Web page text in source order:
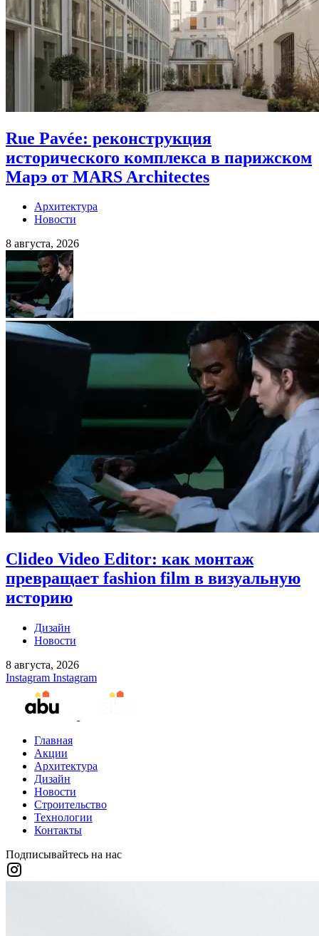
Rue Pavée: реконструкция
исторического комплекса в парижском
Марэ от MARS Architectes
Архитектура
Новости
8 августа, 2026
Clideo Video Editor: как монтаж
превращает fashion film в визуальную
историю
Дизайн
Новости
8 августа, 2026
Instagram Instagram
Главная
Акции
Архитектура
Дизайн
Новости
Строительство
Технологии
Контакты
Подписывайтесь на нас